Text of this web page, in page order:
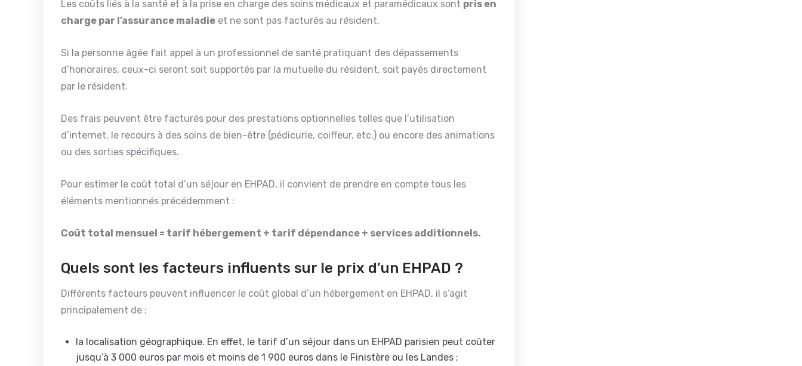
Les coûts liés à la santé et à la prise en charge des soins médicaux et paramédicaux sont pris en
charge par l’assurance maladie et ne sont pas facturés au résident.
Si la personne âgée fait appel à un professionnel de santé pratiquant des dépassements
d’honoraires, ceux-ci seront soit supportés par la mutuelle du résident, soit payés directement
par le résident.
Des frais peuvent être facturés pour des prestations optionnelles telles que l’utilisation
d’internet, le recours à des soins de bien-être (pédicurie, coiffeur, etc.) ou encore des animations
ou des sorties spécifiques.
Pour estimer le coût total d’un séjour en EHPAD, il convient de prendre en compte tous les
éléments mentionnés précédemment :
Coût total mensuel = tarif hébergement + tarif dépendance + services additionnels.
Quels sont les facteurs influents sur le prix d’un EHPAD ?
Différents facteurs peuvent influencer le coût global d’un hébergement en EHPAD, il s’agit
principalement de :
la localisation géographique. En effet, le tarif d’un séjour dans un EHPAD parisien peut coûter
jusqu’à 3 000 euros par mois et moins de 1 900 euros dans le Finistère ou les Landes ;